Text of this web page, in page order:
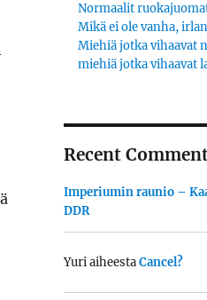
Normaalit
Mikä ei ole vanha,
Miehiä jotka vihaavat
miehiä jotka vihaavat
Recent
Imperiumin raunio –
DDR
YuriaiheestaCancel?